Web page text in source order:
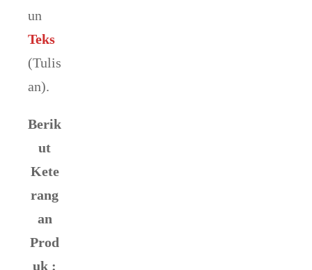
un
Teks
(Tulis
an).
Berik
ut
Kete
rang
an
Prod
uk :